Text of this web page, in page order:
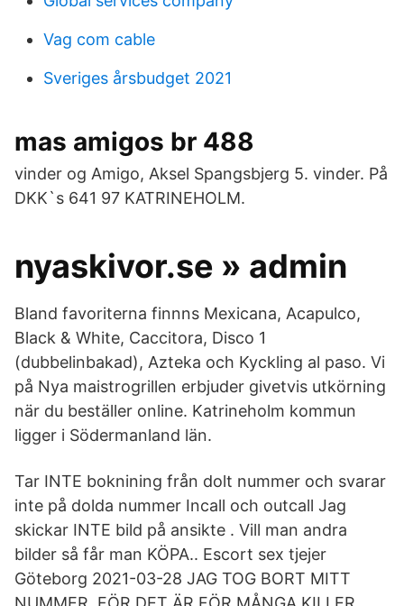
Vag com cable
Sveriges årsbudget 2021
mas amigos br 488
vinder og Amigo, Aksel Spangsbjerg 5. vinder. På
DKK`s 641 97 KATRINEHOLM.
nyaskivor.se » admin
Bland favoriterna finnns Mexicana, Acapulco,
Black & White, Caccitora, Disco 1
(dubbelinbakad), Azteka och Kyckling al paso. Vi
på Nya maistrogrillen erbjuder givetvis utkörning
när du beställer online. Katrineholm kommun
ligger i Södermanland län.
Tar INTE boknining från dolt nummer och svarar
inte på dolda nummer Incall och outcall Jag
skickar INTE bild på ansikte . Vill man andra
bilder så får man KÖPA.. Escort sex tjejer
Göteborg 2021-03-28 JAG TOG BORT MITT